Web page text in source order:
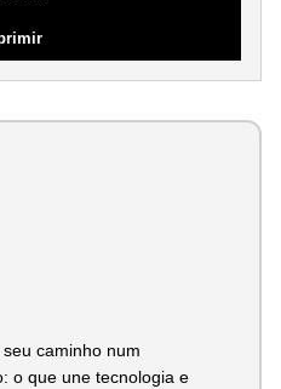
caminho num
o que une tecnologia e